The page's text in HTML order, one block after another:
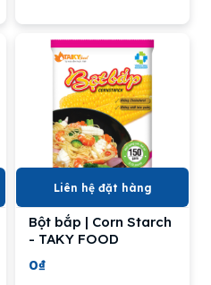
Liên hệ đặt hàng
Bột bắp | Corn Starch
- TAKY FOOD
0₫